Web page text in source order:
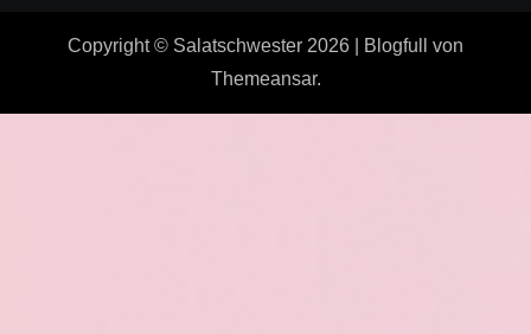
Copyright © Salatschwester 2026 Blogfull
von
Themeansar.